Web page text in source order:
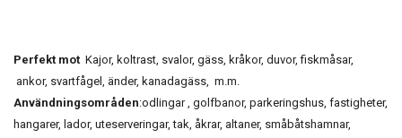
Perfekt mot Kajor, koltrast, svalor, gäss, kråkor, duvor, fiskmåsar,
ankor, svartfågel, änder, kanadagäss, m.m.
Användningsområden:odlingar , golfbanor, parkeringshus, fastigheter,
hangarer, lador, uteserveringar, tak, åkrar, altaner, småbåtshamnar,